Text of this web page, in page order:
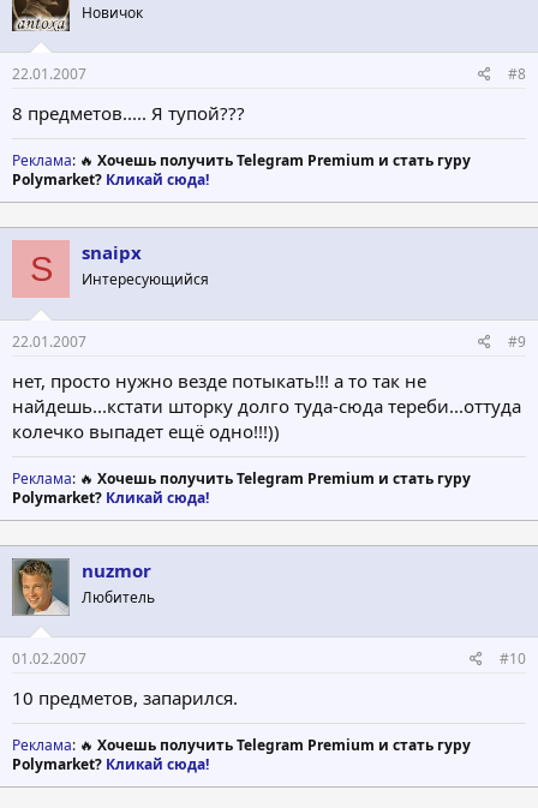
Новичок
22.01.2007 #8
8 предметов..... Я тупой???
Реклама: 🔥 Хочешь получить Telegram Premium и стать гуру
Polymarket? Кликай сюда!
S snaipx
Интересующийся
22.01.2007 #9
нет, просто нужно везде потыкать!!! а то так не
найдешь...кстати шторку долго туда-сюда тереби...оттуда
колечко выпадет ещё одно!!!))
Реклама: 🔥 Хочешь получить Telegram Premium и стать гуру
Polymarket? Кликай сюда!
nuzmor
Любитель
01.02.2007 #10
10 предметов, запарился.
Реклама: 🔥 Хочешь получить Telegram Premium и стать гуру
Polymarket? Кликай сюда!